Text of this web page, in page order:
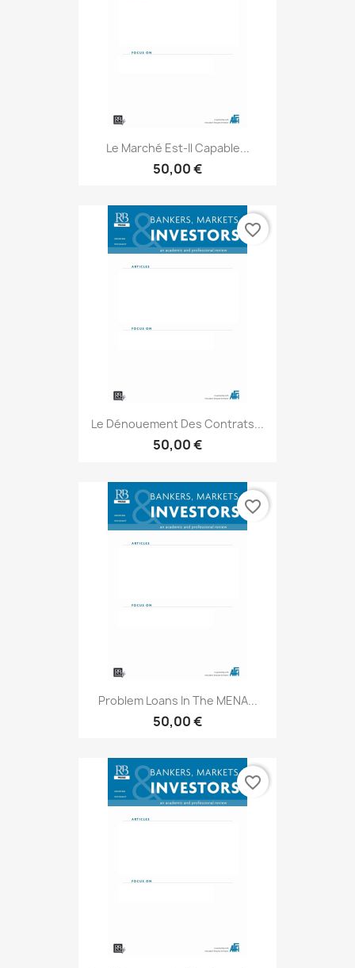
Le Marché Est-Il Capable...
50,00 €
Le Dénouement Des Contrats...
50,00 €
favorite_border
Problem Loans In The MENA...
50,00 €
favorite_border
favorite_border